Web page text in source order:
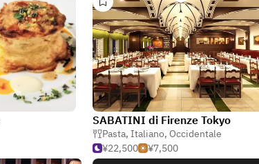
SABATINI di Firenze Tokyo
Pasta, Italiano, Occidentale
¥22,500
¥7,500